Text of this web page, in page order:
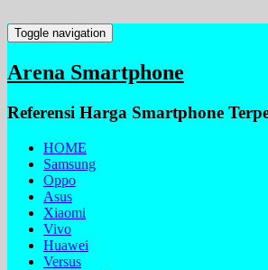
Toggle navigation
Arena Smartphone
Referensi Harga Smartphone
HOME
Samsung
Oppo
Asus
Xiaomi
Vivo
Huawei
Versus